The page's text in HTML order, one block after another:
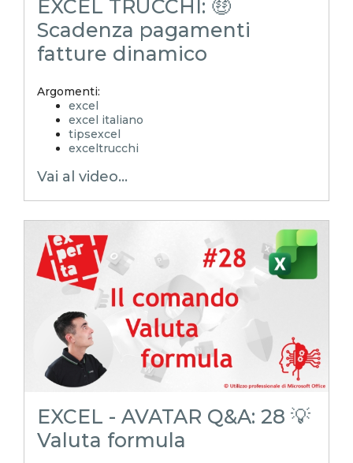
EXCEL TRUCCHI: 🤑
Scadenza pagamenti
fatture dinamico
Argomenti:
excel
excel italiano
tipsexcel
exceltrucchi
Xcamp
superexcel
exceltips
microsoft excel
excel_learning
excel_master
shorts
youtubeshorts
Vai al video...
EXCEL - AVATAR Q&A: 28 💡
Valuta formula